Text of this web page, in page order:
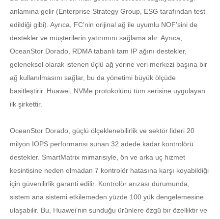
anlamına gelir (Enterprise Strategy Group, ESG tarafından test
edildiği gibi). Ayrıca, FC’nin orijinal ağ ile uyumlu NOF’sini de
destekler ve müşterilerin yatırımını sağlama alır. Ayrıca,
OceanStor Dorado, RDMA tabanlı tam IP ağını destekler,
geleneksel olarak istenen üçlü ağ yerine veri merkezi başına bir
ağ kullanılmasını sağlar, bu da yönetimi büyük ölçüde
basitleştirir. Huawei, NVMe protokolünü tüm serisine uygulayan
ilk şirkettir.
OceanStor Dorado, güçlü ölçeklenebilirlik ve sektör lideri 20
milyon IOPS performansı sunan 32 adede kadar kontrolörü
destekler. SmartMatrix mimarisiyle, ön ve arka uç hizmet
kesintisine neden olmadan 7 kontrolör hatasına karşı koyabildiği
için güvenilirlik garanti edilir. Kontrolör arızası durumunda,
sistem ana sistemi etkilemeden yüzde 100 yük dengelemesine
ulaşabilir. Bu, Huawei’nin sunduğu ürünlere özgü bir özelliktir ve